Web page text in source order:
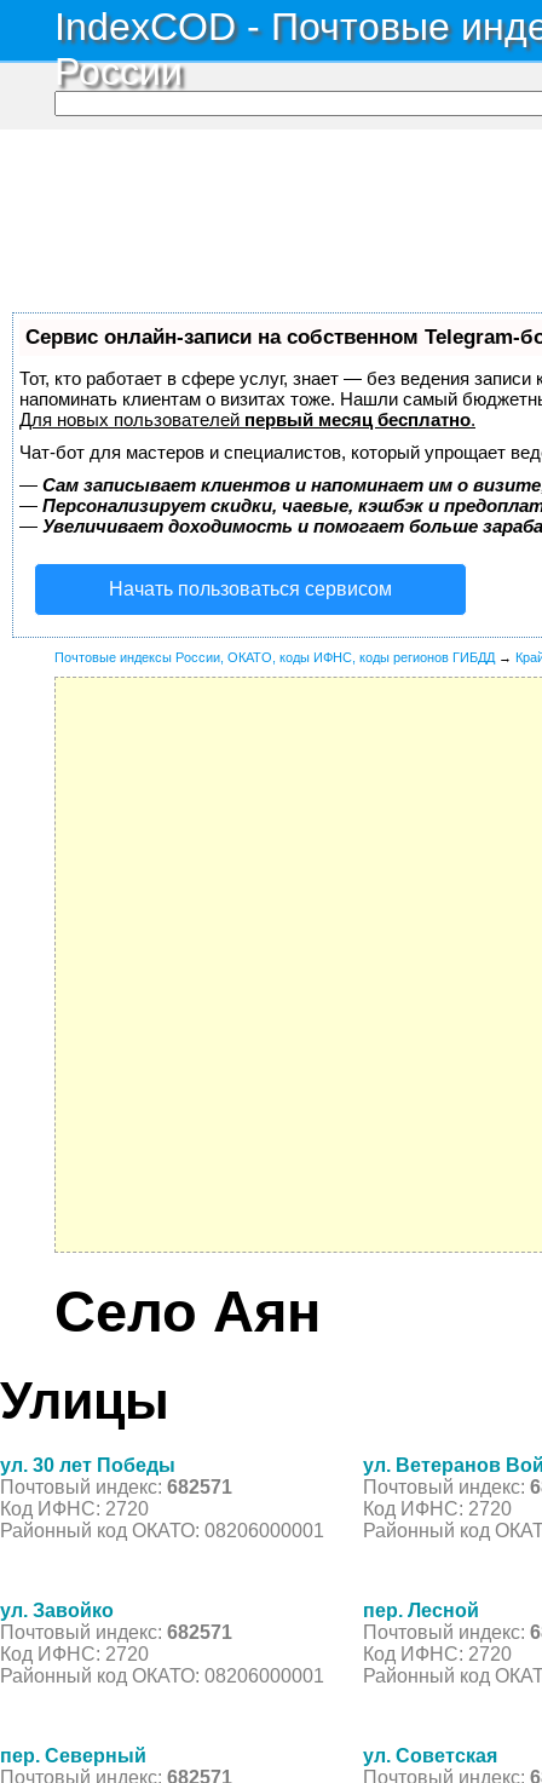
IndexCOD - Почтовые
России
Сервис онлайн-записи на собственном Telegram-
Тот, кто работает в сфере услуг, знает — без ведения
напоминать клиентам о визитах тоже. Нашли самый
Для новых пользователей первый месяц бесплатно.
Чат-бот для мастеров и специалистов, который упрощает
— Сам записывает клиентов и напоминает им о
— Персонализирует скидки, чаевые, кэшбэк и
— Увеличивает доходимость и помогает больше
Начать пользоваться сервисом
Почтовые индексы России, ОКАТО, коды ИФНС, коды регионов ГИБДД →
Село Аян
Улицы
ул. 30 лет Победы
Почтовый индекс: 682571
Код ИФНС: 2720
Районный код ОКАТО: 08206000001
ул. Ветеранов
Почтовый индекс:
Код ИФНС: 2720
Районный код
ул. Завойко
Почтовый индекс: 682571
Код ИФНС: 2720
Районный код ОКАТО: 08206000001
пер. Лесной
Почтовый индекс:
Код ИФНС: 2720
Районный код
пер. Северный
Почтовый индекс: 682571
ул. Советская
Почтовый индекс: